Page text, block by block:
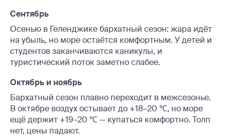
Сентябрь
Осенью в Геленджике бархатный сезон: жара идёт
на убыль, но море остаётся комфортным. У детей и
студентов заканчиваются каникулы, и
туристический поток заметно слабее.
Октябрь и ноябрь
Бархатный сезон плавно переходит в межсезонье.
В октябре воздух остывает до +18–20 ℃, но море
ещё держит +19–20 ℃ — купаться комфортно. Толп
нет, цены падают.